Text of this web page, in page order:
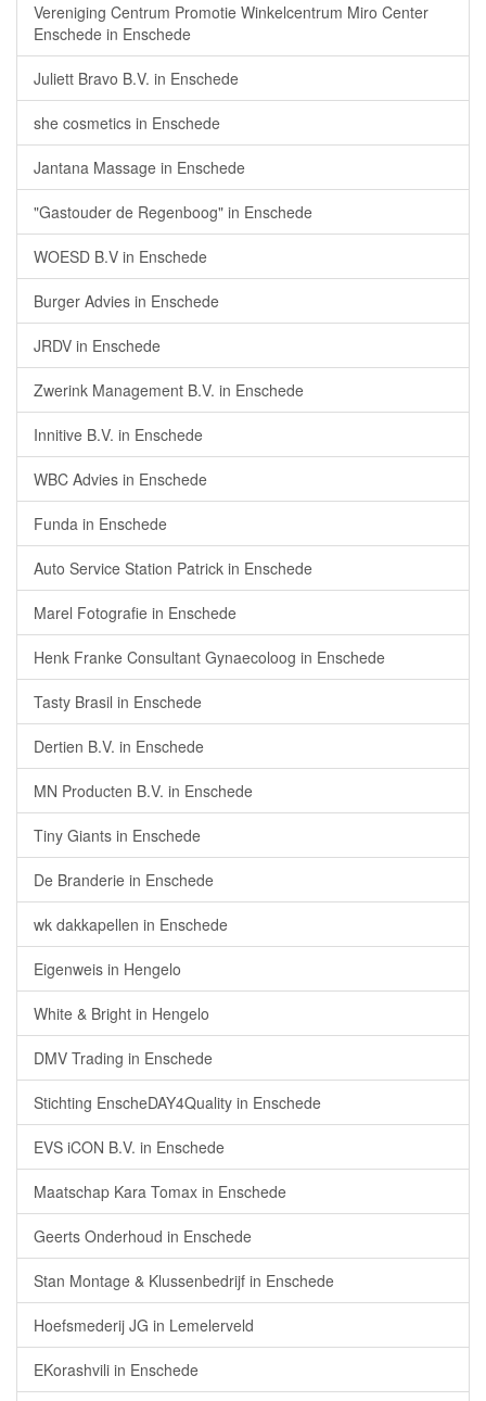
Vereniging Centrum Promotie Winkelcentrum Miro Center
Enschede in Enschede
Juliett Bravo B.V. in Enschede
she cosmetics in Enschede
Jantana Massage in Enschede
"Gastouder de Regenboog" in Enschede
WOESD B.V in Enschede
Burger Advies in Enschede
JRDV in Enschede
Zwerink Management B.V. in Enschede
Innitive B.V. in Enschede
WBC Advies in Enschede
Funda in Enschede
Auto Service Station Patrick in Enschede
Marel Fotografie in Enschede
Henk Franke Consultant Gynaecoloog in Enschede
Tasty Brasil in Enschede
Dertien B.V. in Enschede
MN Producten B.V. in Enschede
Tiny Giants in Enschede
De Branderie in Enschede
wk dakkapellen in Enschede
Eigenweis in Hengelo
White & Bright in Hengelo
DMV Trading in Enschede
Stichting EnscheDAY4Quality in Enschede
EVS iCON B.V. in Enschede
Maatschap Kara Tomax in Enschede
Geerts Onderhoud in Enschede
Stan Montage & Klussenbedrijf in Enschede
Hoefsmederij JG in Lemelerveld
EKorashvili in Enschede